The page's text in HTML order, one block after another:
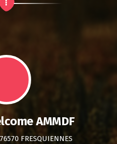
AMMDF
FRESQUIENNES